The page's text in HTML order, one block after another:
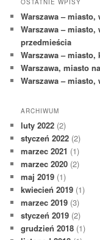
Warszawa –
Warszawa –
przedmieścia
Warszawa – miasto,
Warszawa, miasto
Warszawa –
ARCHIWUM
luty 2022 (2)
styczeń 2022 (2)
marzec 2021 (1)
marzec 2020 (2)
maj 2019 (1)
kwiecień 2019 (1)
marzec 2019 (3)
styczeń 2019 (2)
grudzień 2018 (1)